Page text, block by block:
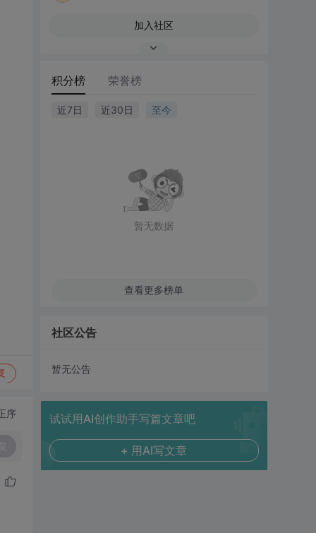
序
加入社区
积分榜 荣誉榜
近7日 近30日 至今
暂无数据
查看更多榜单
社区公告
暂无公告
试试用AI创作助手写篇文章吧
+ 用AI写文章